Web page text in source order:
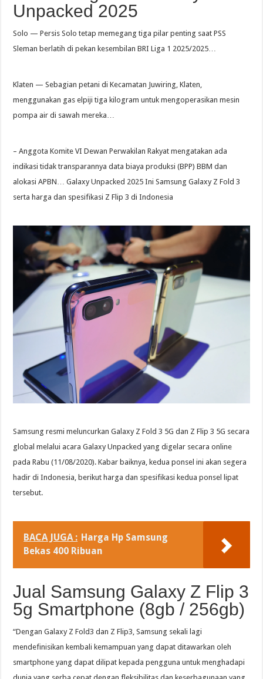
Unpacked 2025
Solo — Persis Solo tetap memegang tiga pilar penting saat PSS
Sleman berlatih di pekan kesembilan BRI Liga 1 2025/2025…
Klaten — Sebagian petani di Kecamatan Juwiring, Klaten,
menggunakan gas elpiji tiga kilogram untuk mengoperasikan mesin
pompa air di sawah mereka…
– Anggota Komite VI Dewan Perwakilan Rakyat mengatakan ada
indikasi tidak transparannya data biaya produksi (BPP) BBM dan
alokasi APBN… Galaxy Unpacked 2025 Ini Samsung Galaxy Z Fold 3
serta harga dan spesifikasi Z Flip 3 di Indonesia
Samsung resmi meluncurkan Galaxy Z Fold 3 5G dan Z Flip 3 5G secara
global melalui acara Galaxy Unpacked yang digelar secara online
pada Rabu (11/08/2020). Kabar baiknya, kedua ponsel ini akan segera
hadir di Indonesia, berikut harga dan spesifikasi kedua ponsel lipat
tersebut.
BACA JUGA : Harga Hp Samsung
Bekas 400 Ribuan
Jual Samsung Galaxy Z Flip 3
5g Smartphone (8gb / 256gb)
“Dengan Galaxy Z Fold3 dan Z Flip3, Samsung sekali lagi
mendefinisikan kembali kemampuan yang dapat ditawarkan oleh
smartphone yang dapat dilipat kepada pengguna untuk menghadapi